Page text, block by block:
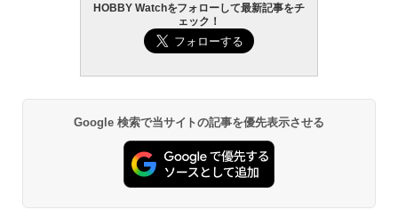
HOBBY Watchをフォローして最新記事をチ
ェック！
Google 検索で当サイトの記事を優先表示させる